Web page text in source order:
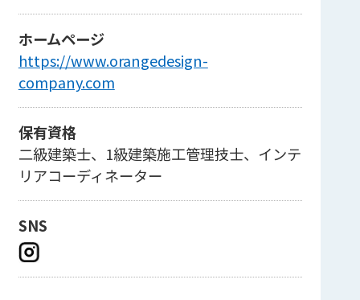
ホームページ
https://www.orangedesign-
company.com
保有資格
二級建築士、1級建築施工管理技士、インテ
リアコーディネーター
SNS